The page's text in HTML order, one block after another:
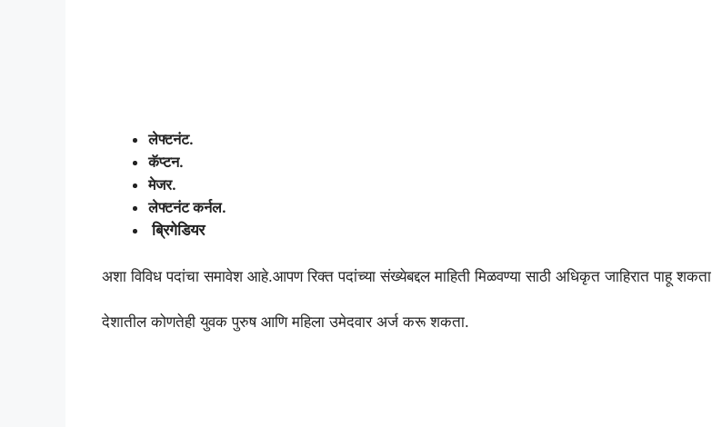
लेफ्टनंट.
कॅप्टन.
मेजर.
लेफ्टनंट कर्नल.
ब्रिगेडियर
अशा विविध पदांचा समावेश आहे.आपण रिक्त पदांच्या संख्येबद्दल माहिती मिळवण्या साठी अधिकृत जाहिरात पाहू
देशातील कोणतेही युवक पुरुष आणि महिला उमेदवार अर्ज करू शकता.